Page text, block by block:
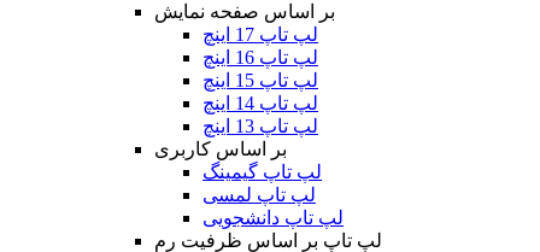
بر اساس صفحه نمایش
لپ تاپ 17 اینچ
لپ تاپ 16 اینچ
لپ تاپ 15 اینچ
لپ تاپ 14 اینچ
لپ تاپ 13 اینچ
بر اساس کاربری
لپ تاپ گیمینگ
لپ تاپ لمسی
لپ تاپ دانشجویی
لپ تاپ بر اساس ظرفیت رم